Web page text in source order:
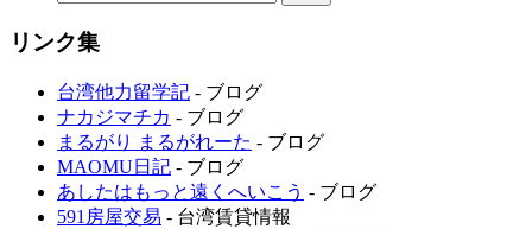
リンク集
台湾他力留学記 - ブログ
ナカジマチカ - ブログ
まるがり まるがれーた - ブログ
MAOMU日記 - ブログ
あしたはもっと遠くへいこう - ブログ
591房屋交易 - 台湾賃貸情報